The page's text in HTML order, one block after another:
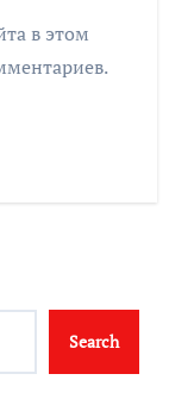
в этом
Search